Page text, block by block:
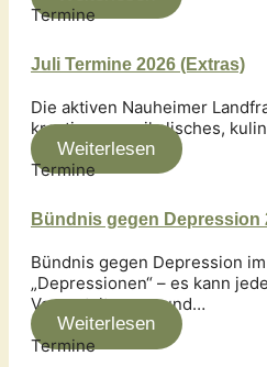
Termine
Juli Termine 2026 (Extras)
Die aktiven Nauheimer
kreatives, musikalisches,
Weiterlesen
Termine
Bündnis gegen Depression
Bündnis gegen Depression
„Depressionen“ – es kann
Veranstaltungen und…
Weiterlesen
Termine